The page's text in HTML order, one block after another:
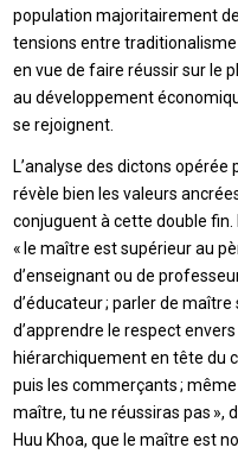
population majoritairement
tensions entre
en vue de faire réussir sur le
au développement
se rejoignent.
L’analyse des dictons opérée
révèle bien les valeurs
conjuguent à cette double
« le maître est supérieur au
d’enseignant ou de
d’éducateur ; parler de
d’apprendre le respect
hiérarchiquement en tête du
puis les commerçants ; même
maître, tu ne réussiras pas »,
Huu Khoa, que le maître est